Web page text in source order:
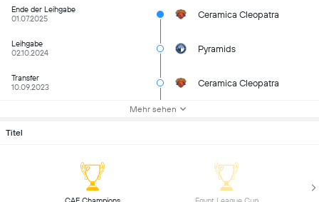
Ende der Leihgabe
01.07.2025
Ceramica Cleopatra
Leihgabe
02.10.2024
Pyramids
Transfer
10.09.2023
Ceramica Cleopatra
Mehr sehen
Titel